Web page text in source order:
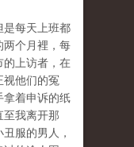
是每天上班都
两个月裡，每
的上访者，在
视他们的冤
拿着申诉的纸
至我离开那
服的男人，